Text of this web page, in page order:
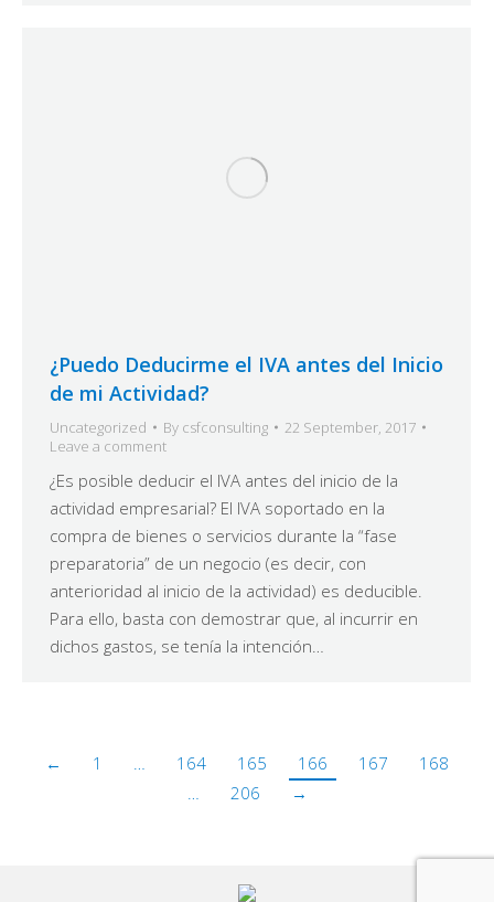
¿Puedo Deducirme el IVA antes del Inicio
de mi Actividad?
Uncategorized By csfconsulting
22 September, 2017
Leave a comment
¿Es posible deducir el IVA antes del inicio de la
actividad empresarial? El IVA soportado en la
compra de bienes o servicios durante la “fase
preparatoria” de un negocio (es decir, con
anterioridad al inicio de la actividad) es deducible.
Para ello, basta con demostrar que, al incurrir en
dichos gastos, se tenía la intención…
← 1 … 164 165 166 167
168
…
206 →